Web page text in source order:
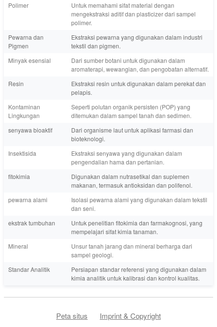
Polimer
Untuk memahami sifat material dengan
mengekstraksi aditif dan plasticizer dari sampel
polimer.
Pewarna dan
Pigmen
Ekstraksi pewarna yang digunakan dalam industri
tekstil dan pigmen.
Minyak esensial
Dari sumber botani untuk digunakan dalam
aromaterapi, wewangian, dan pengobatan alternatif.
Resin
Ekstraksi resin untuk digunakan dalam perekat dan
pelapis.
Kontaminan
Lingkungan
Seperti polutan organik persisten (POP) yang
ditemukan dalam sampel tanah dan sedimen.
senyawa bioaktif
Dari organisme laut untuk aplikasi farmasi dan
bioteknologi.
Insektisida
Ekstraksi senyawa yang digunakan dalam
pengendalian hama dan pertanian.
fitokimia
Digunakan dalam nutrasetikal dan suplemen
makanan, termasuk antioksidan dan polifenol.
pewarna alami
Isolasi pewarna alami yang digunakan dalam tekstil
dan seni.
ekstrak tumbuhan
Untuk penelitian fitokimia dan farmakognosi, yang
mempelajari sifat kimia tanaman.
Mineral
Unsur tanah jarang dan mineral berharga dari
sampel geologi.
Standar Analitik
Persiapan standar referensi yang digunakan dalam
kimia analitik untuk kalibrasi dan kontrol kualitas.
Peta situs
Imprint & Copyright